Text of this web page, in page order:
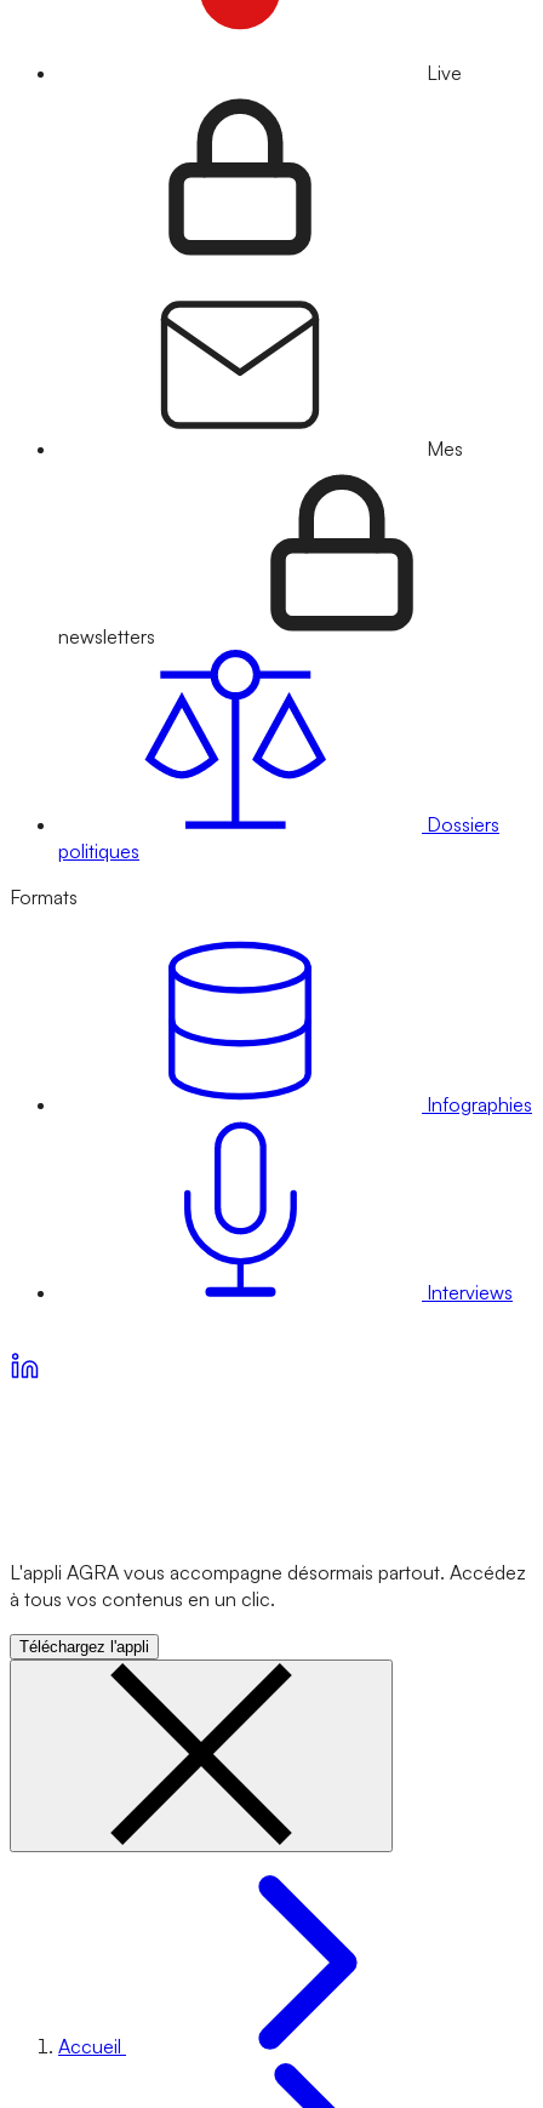
Live
Mes
newsletters
Dossiers
politiques
Formats
Infographies
Interviews
L'appli AGRA vous accompagne désormais partout. Accédez
à tous vos contenus en un clic.
Téléchargez l'appli
Accueil